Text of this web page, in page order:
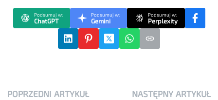
Podsumuj w:
ChatGPT
Podsumuj w:
Gemini
Podsumuj w:
Perplexity
POPRZEDNI ARTYKUŁ NASTĘPNY ARTYKUŁ